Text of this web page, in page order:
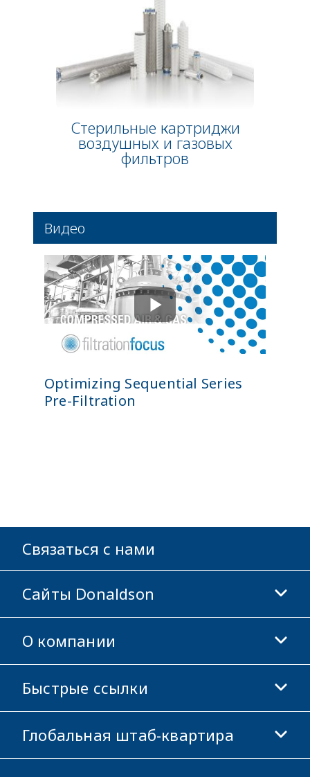
Стерильные картриджи
воздушных и газовых
фильтров
Видео
Optimizing Sequential Series
Pre-Filtration
Связаться с нами
Сайты Donaldson
Donaldson Life Sciences
Магазин Donaldson
О компании
Информация о компании
Этика и соблюдение норм
Карьера
Быстрые ссылки
Инвесторам
Поставщикам
Глобальная штаб-квартира